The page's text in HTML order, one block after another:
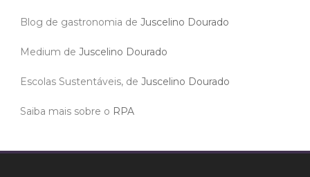
Blog de gastronomia de Juscelino Dourado
Medium de Juscelino Dourado
Escolas Sustentáveis, de Juscelino Dourado
Saiba mais sobre o RPA